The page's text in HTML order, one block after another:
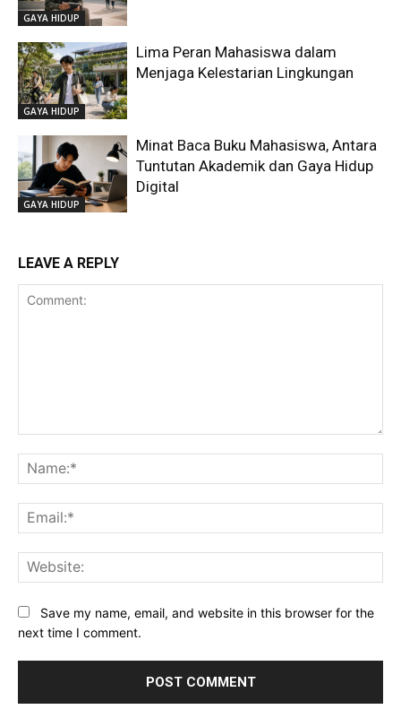
GAYA HIDUP
GAYA HIDUP
Lima Peran Mahasiswa dalam
Menjaga Kelestarian Lingkungan
GAYA HIDUP
Minat Baca Buku Mahasiswa, Antara
Tuntutan Akademik dan Gaya Hidup
Digital
LEAVE A REPLY
Save my name, email, and website in this browser for the
next time I comment.